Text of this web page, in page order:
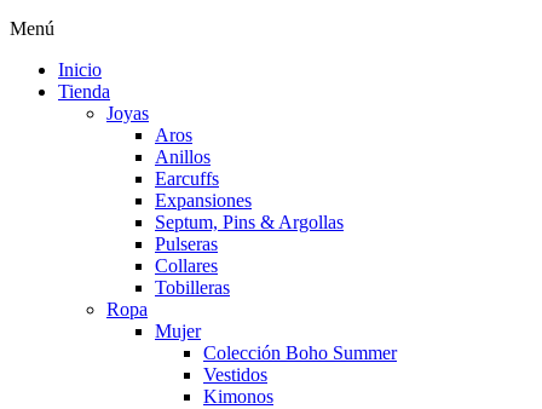
Menú
Inicio
Tienda
Joyas
Aros
Anillos
Earcuffs
Expansiones
Septum, Pins & Argollas
Pulseras
Collares
Tobilleras
Ropa
Mujer
Colección Boho Summer
Vestidos
Kimonos